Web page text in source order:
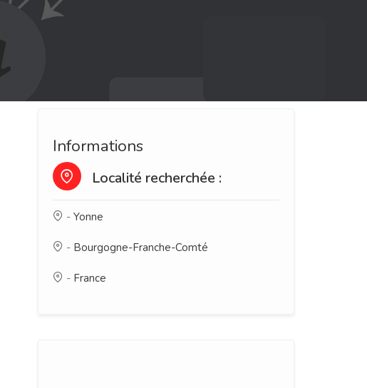
Informations
Localité recherchée :
- Yonne
- Bourgogne-Franche-Comté
- France